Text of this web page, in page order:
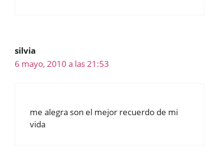
silvia
6 mayo, 2010 a las 21:53
me alegra son el mejor recuerdo de mi
vida